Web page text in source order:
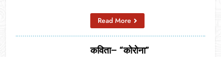
Read More
कविता– “कोरोना”